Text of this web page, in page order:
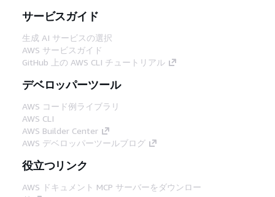
サービスガイド
生成 AI サービスの選択
AWS サービスガイド
GitHub 上の AWS CLI チュートリアル
デベロッパーツール
AWS コード例ライブラリ
AWS CLI
AWS Builder Center
AWS デベロッパーツールブログ
役立つリンク
AWS ドキュメント MCP サーバーをダウンロー